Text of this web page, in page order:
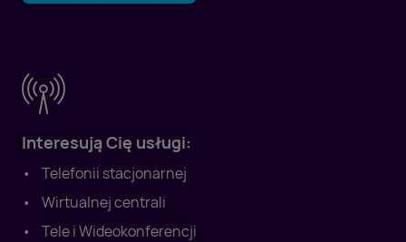
Interesują Cię usługi:
Telefonii stacjonarnej
Wirtualnej centrali
Tele i Wideokonferencji